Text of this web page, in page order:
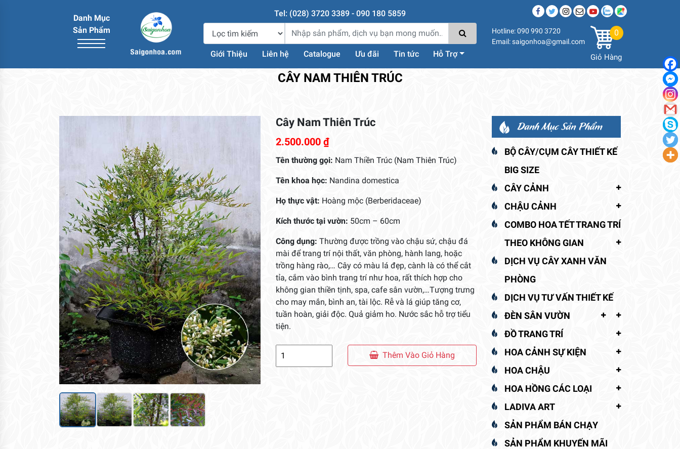
Danh Mục
Sản Phẩm
Tel: (028) 3720 3389 - 090 180 5859
Giới Thiệu Liên hệ Catalogue Ưu đãi Tin tức Hỗ Trợ
Hotline: 090 990 3720
Email: saigonhoa@gmail.com
0
Giỏ Hàng
CÂY NAM THIÊN TRÚC
Cây Nam Thiên Trúc
2.500.000 ₫
Tên thường gọi: Nam Thiền Trúc (Nam Thiên Trúc)
Tên khoa học: Nandina domestica
Họ thực vật: Hoàng mộc (Berberidaceae)
Kích thước tại vườn: 50cm – 60cm
Công dụng: Thường được trồng vào chậu sứ, chậu đá
mài để trang trí nội thất, văn phòng, hành lang, hoặc
trồng hàng rào,… Cây có màu lá đẹp, cành là có thể cắt
tỉa, cắm vào bình trang trí như hoa, rất thích hợp cho
không gian thiền tịnh, spa, cafe sân vườn,…Tượng trưng
cho may mắn, bình an, tài lộc. Rễ và lá giúp tăng cơ,
tuần hoàn, giải độc. Quả giảm ho. Nước sắc hỗ trợ tiểu
tiện.
Thêm Vào Giỏ Hàng
Danh Mục Sản Phẩm
BỘ CÂY/CỤM CÂY THIẾT KẾ
BIG SIZE
CÂY CẢNH
CHẬU CẢNH
COMBO HOA TẾT TRANG TRÍ
THEO KHÔNG GIAN
DỊCH VỤ CÂY XANH VĂN
PHÒNG
DỊCH VỤ TƯ VẤN THIẾT KẾ
ĐÈN SÂN VƯỜN
ĐỒ TRANG TRÍ
HOA CẢNH SỰ KIỆN
HOA CHẬU
HOA HỒNG CÁC LOẠI
LADIVA ART
SẢN PHẨM BÁN CHẠY
SẢN PHẨM KHUYẾN MÃI